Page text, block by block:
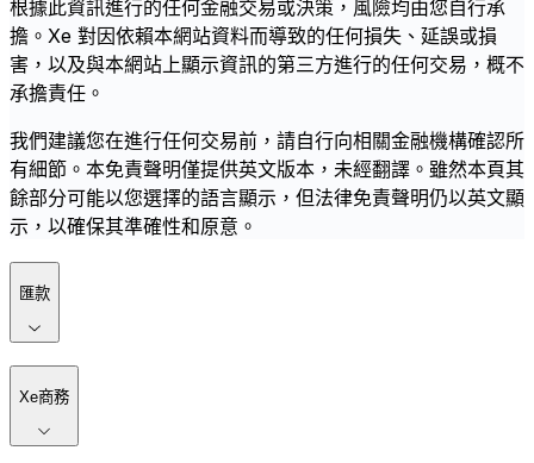
根據此資訊進行的任何金融交易或決策，風險均由您自行承
擔。Xe 對因依賴本網站資料而導致的任何損失、延誤或損
害，以及與本網站上顯示資訊的第三方進行的任何交易，概不
承擔責任。
我們建議您在進行任何交易前，請自行向相關金融機構確認所
有細節。本免責聲明僅提供英文版本，未經翻譯。雖然本頁其
餘部分可能以您選擇的語言顯示，但法律免責聲明仍以英文顯
示，以確保其準確性和原意。
匯款
Xe商務